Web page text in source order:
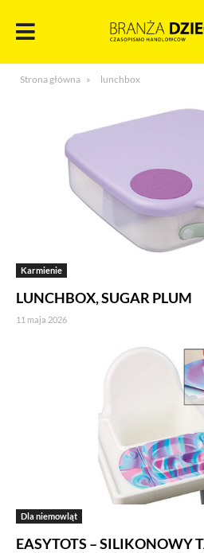
treści
Branża
dziecięca
Strona główna » lunchbox
Karmienie
LUNCHBOX, SUGAR PLUM
11 maja 2026
Dla niemowląt
EASYTOTS – SILIKONOWY